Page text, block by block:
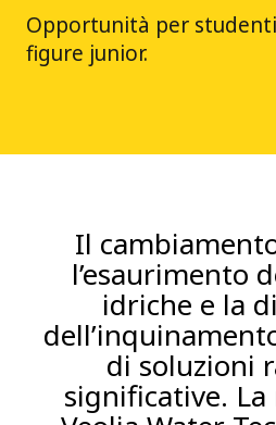
Opportunità per
figure junior.
Il
l’esaurimento
idriche e la
di soluzioni
significative.